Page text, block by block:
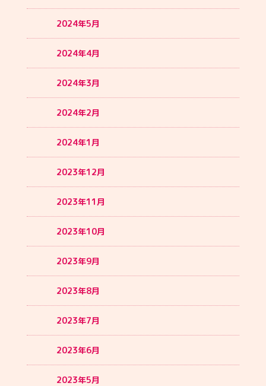
2024年5月
2024年4月
2024年3月
2024年2月
2024年1月
2023年12月
2023年11月
2023年10月
2023年9月
2023年8月
2023年7月
2023年6月
2023年5月